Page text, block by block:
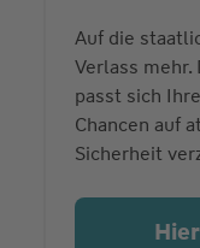
Auf die
Verlass
passt sich
Chancen auf
Sicherheit